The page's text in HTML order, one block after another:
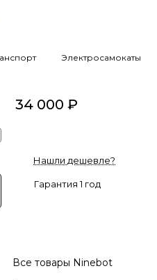
Электросамокаты
34 000 ₽
Нашли дешевле?
Гарантия 1 год
Все товары Ninebot